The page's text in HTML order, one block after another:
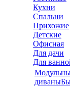
Кухни
Спальни
Прихожие
Детские
Офисная
Для дачи
Для
диваны